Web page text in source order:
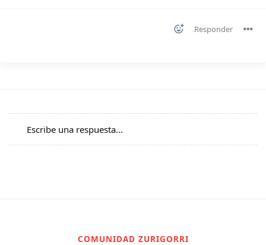
Responder
Escribe una respuesta...
COMUNIDAD ZURIGORRI